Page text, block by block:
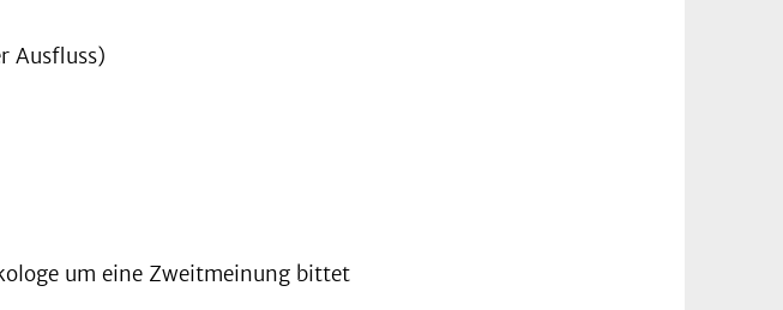
Ausfluss)
um eine Zweitmeinung bittet